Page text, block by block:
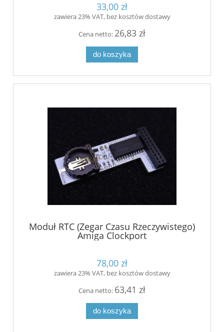
33,00 zł
zawiera 23% VAT, bez kosztów dostawy
Cena netto: 26,83 zł
do koszyka
Moduł RTC (Zegar Czasu Rzeczywistego)
Amiga Clockport
78,00 zł
zawiera 23% VAT, bez kosztów dostawy
Cena netto: 63,41 zł
do koszyka